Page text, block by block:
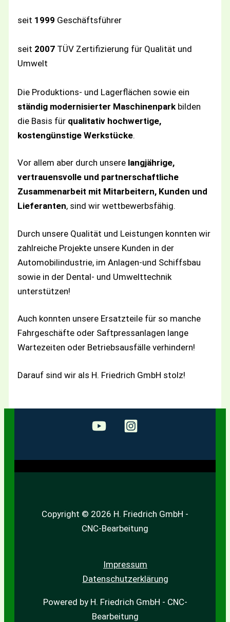
seit 1999 Geschäftsführer
seit 2007 TÜV Zertifizierung für Qualität und
Umwelt
Die Produktions- und Lagerflächen sowie ein
ständig modernisierter Maschinenpark bilden
die Basis für qualitativ hochwertige,
kostengünstige Werkstücke.
Vor allem aber durch unsere langjährige,
vertrauensvolle und partnerschaftliche
Zusammenarbeit mit Mitarbeitern, Kunden und
Lieferanten, sind wir wettbewerbsfähig.
Durch unsere Qualität und Leistungen konnten wir
zahlreiche Projekte unsere Kunden in der
Automobilindustrie, im Anlagen-und Schiffsbau
sowie in der Dental- und Umwelttechnik
unterstützen!
Auch konnten unsere Ersatzteile für so manche
Fahrgeschäfte oder Saftpressanlagen lange
Wartezeiten oder Betriebsausfälle verhindern!
Darauf sind wir als H. Friedrich GmbH stolz!
Copyright © 2026 H. Friedrich GmbH -
CNC-Bearbeitung
Impressum
Datenschutzerklärung
Powered by H. Friedrich GmbH - CNC-
Bearbeitung